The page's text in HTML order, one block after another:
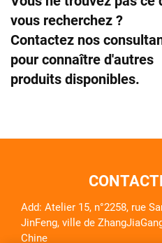
vous recherchez ?
Contactez nos
pour connaître d'autres
produits disponibles.
Add: Atelier 15, n°2258, rue
JinFeng, ville de
Chine